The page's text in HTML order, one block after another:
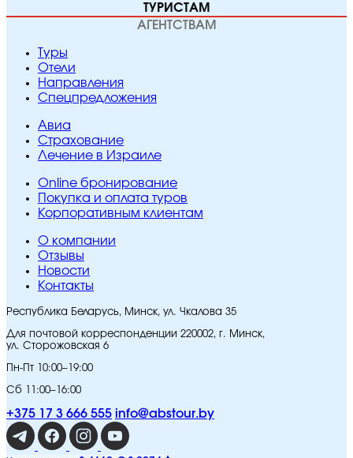
ТУРИСТАМ
АГЕНТСТВАМ
Туры
Отели
Направления
Спецпредложения
Авиа
Страхование
Лечение в Израиле
Online бронирование
Покупка и оплата туров
Корпоративным клиентам
O компании
Отзывы
Новости
Контакты
Республика Беларусь, Минск, ул. Чкалова 35
Для почтовой корреспонденции 220002, г. Минск,
ул. Сторожовская 6
Пн-Пт 10:00–19:00
Сб 11:00–16:00
+375 17 3 666 555 info@abstour.by